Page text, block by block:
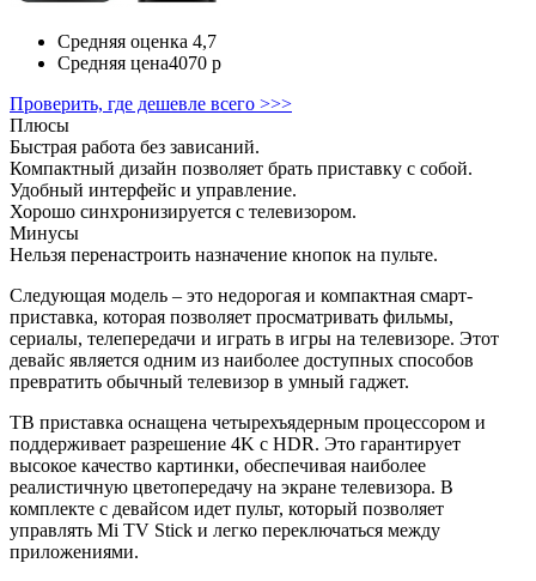
Средняя оценка 4,7
Средняя цена4070 р
Проверить, где дешевле всего >>>
Плюсы
Быстрая работа без зависаний.
Компактный дизайн позволяет брать приставку с собой.
Удобный интерфейс и управление.
Хорошо синхронизируется с телевизором.
Минусы
Нельзя перенастроить назначение кнопок на пульте.
Следующая модель – это недорогая и компактная смарт-
приставка, которая позволяет просматривать фильмы,
сериалы, телепередачи и играть в игры на телевизоре. Этот
девайс является одним из наиболее доступных способов
превратить обычный телевизор в умный гаджет.
ТВ приставка оснащена четырехъядерным процессором и
поддерживает разрешение 4K с HDR. Это гарантирует
высокое качество картинки, обеспечивая наиболее
реалистичную цветопередачу на экране телевизора. В
комплекте с девайсом идет пульт, который позволяет
управлять Mi TV Stick и легко переключаться между
приложениями.